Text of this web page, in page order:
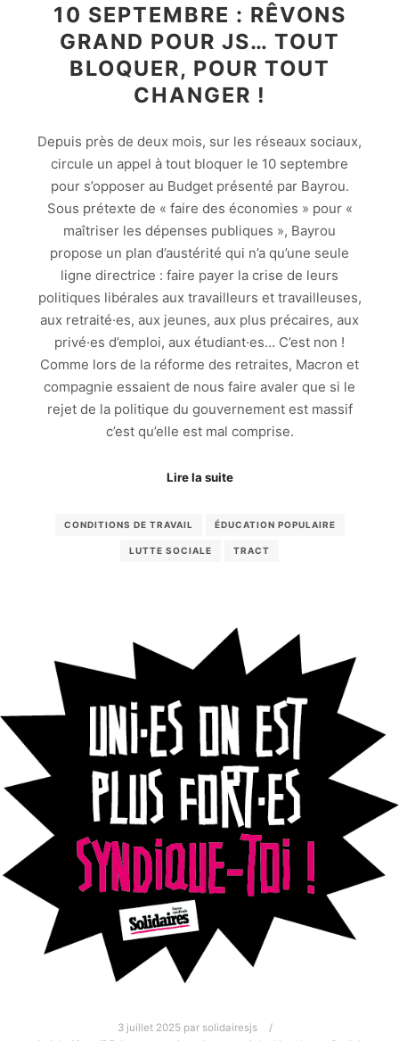
10 SEPTEMBRE : RÊVONS
GRAND POUR JS… TOUT
BLOQUER, POUR TOUT
CHANGER !
Depuis près de deux mois, sur les réseaux sociaux,
circule un appel à tout bloquer le 10 septembre
pour s’opposer au Budget présenté par Bayrou.
Sous prétexte de « faire des économies » pour «
maîtriser les dépenses publiques », Bayrou
propose un plan d’austérité qui n’a qu’une seule
ligne directrice : faire payer la crise de leurs
politiques libérales aux travailleurs et travailleuses,
aux retraité·es, aux jeunes, aux plus précaires, aux
privé·es d’emploi, aux étudiant·es… C’est non !
Comme lors de la réforme des retraites, Macron et
compagnie essaient de nous faire avaler que si le
rejet de la politique du gouvernement est massif
c’est qu’elle est mal comprise.
Lire la suite
CONDITIONS DE TRAVAIL ÉDUCATION POPULAIRE
LUTTE SOCIALE TRACT
3 juillet 2025 par solidairesjs